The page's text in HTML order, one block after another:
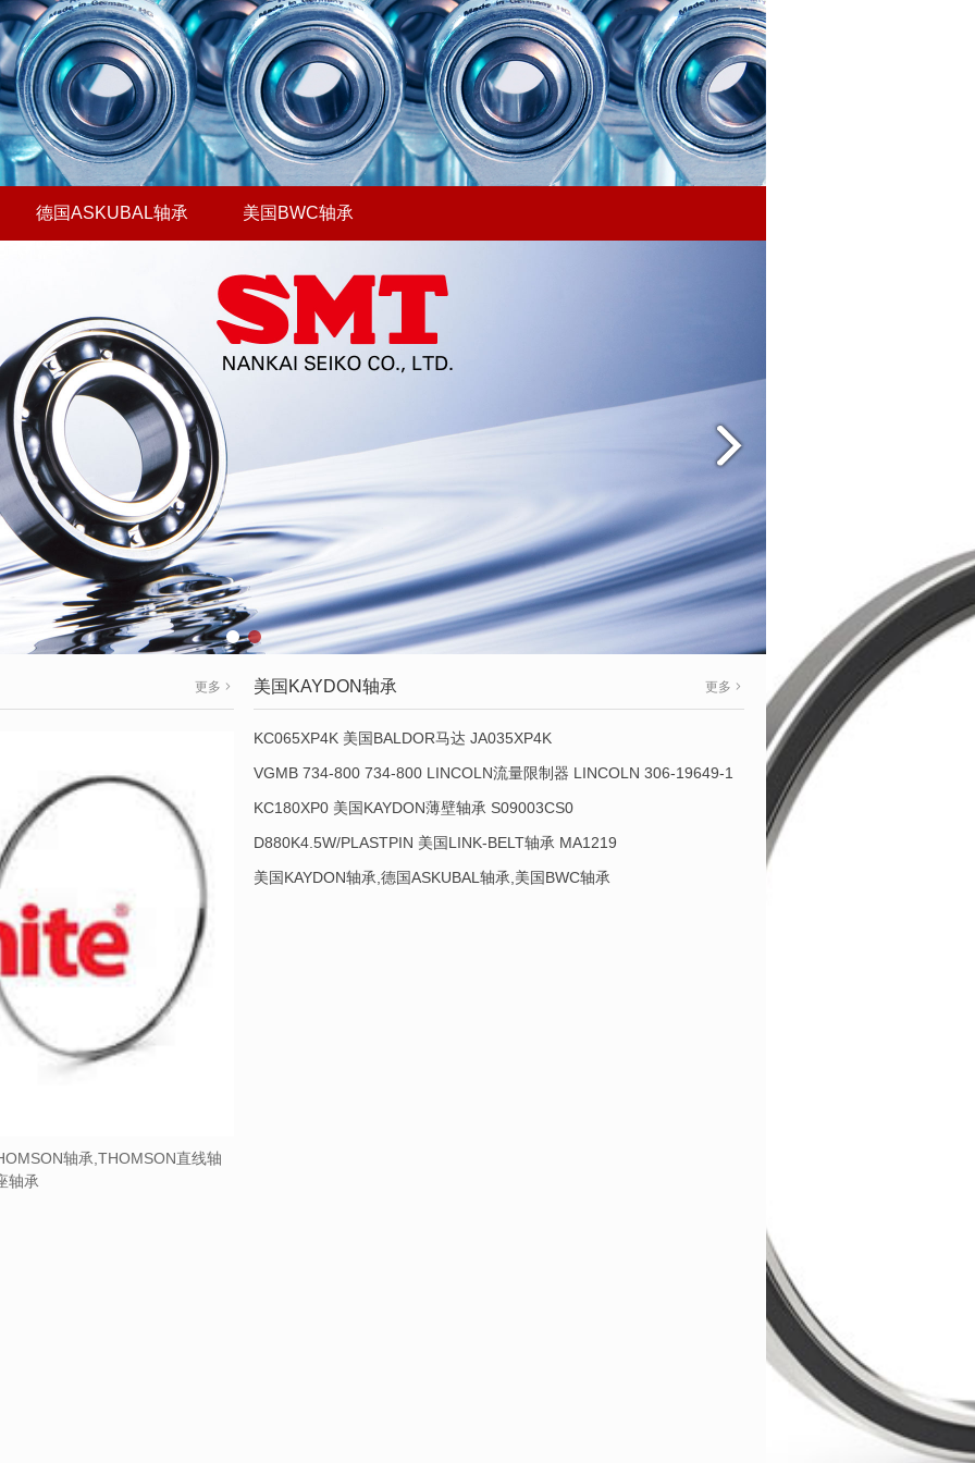
德国ASKUBAL轴承 美国BWC轴承
更多
轴承,THOMSON直线轴
轴承
美国KAYDON轴承 更多
KC065XP4K 美国BALDOR马达 JA035XP4K
VGMB 734-800 734-800 LINCOLN流量限制器 LINCOLN 306-19649-1
KC180XP0 美国KAYDON薄壁轴承 S09003CS0
D880K4.5W/PLASTPIN 美国LINK-BELT轴承 MA1219
美国KAYDON轴承,德国ASKUBAL轴承,美国BWC轴承